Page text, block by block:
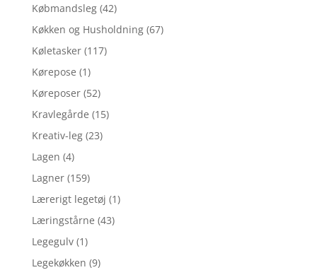
Købmandsleg (42)
Køkken og Husholdning (67)
Køletasker (117)
Kørepose (1)
Køreposer (52)
Kravlegårde (15)
Kreativ-leg (23)
Lagen (4)
Lagner (159)
Lærerigt legetøj (1)
Læringstårne (43)
Legegulv (1)
Legekøkken (9)